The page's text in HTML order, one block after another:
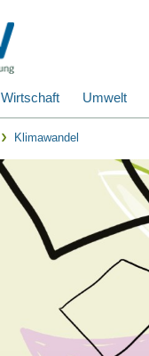
Wirtschaft Umwelt
Klimawandel